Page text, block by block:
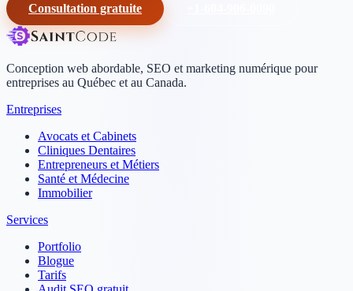
Consultation gratuite
Conception web abordable, SEO et marketing numérique pour
entreprises au Québec et au Canada.
Entreprises
Avocats et Cabinets
Cliniques Dentaires
Entrepreneurs et Métiers
Santé et Médecine
Immobilier
Services
Portfolio
Blogue
Tarifs